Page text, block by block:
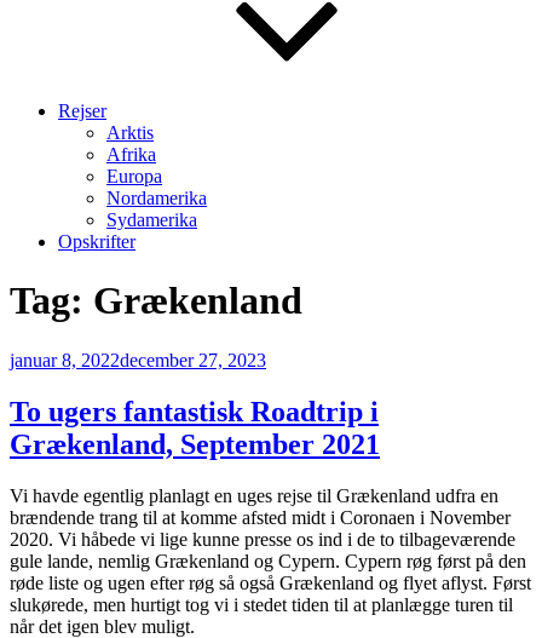
Rejser
Arktis
Afrika
Europa
Nordamerika
Sydamerika
Opskrifter
Tag: Grækenland
Udgivet
januar 8, 2022december 27, 2023
To ugers fantastisk Roadtrip i
Grækenland, September 2021
Vi havde egentlig planlagt en uges rejse til Grækenland udfra en
brændende trang til at komme afsted midt i Coronaen i November
2020. Vi håbede vi lige kunne presse os ind i de to tilbageværende
gule lande, nemlig Grækenland og Cypern. Cypern røg først på den
røde liste og ugen efter røg så også Grækenland og flyet aflyst. Først
slukørede, men hurtigt tog vi i stedet tiden til at planlægge turen til
når det igen blev muligt.